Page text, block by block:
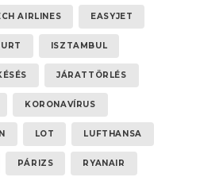
AIRLINES EASYJET
ISZTAMBUL
JÁRATTÖRLÉS
KORONAVÍRUS
LOT LUFTHANSA
PÁRIZS RYANAIR